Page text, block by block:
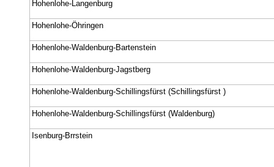
Hohenlohe-Langenburg
Hohenlohe-Öhringen
Hohenlohe-Waldenburg-Bartenstein
Hohenlohe-Waldenburg-Jagstberg
Hohenlohe-Waldenburg-Schillingsfürst (Schillingsfürst )
Hohenlohe-Waldenburg-Schillingsfürst (Waldenburg)
Isenburg-Brrstein